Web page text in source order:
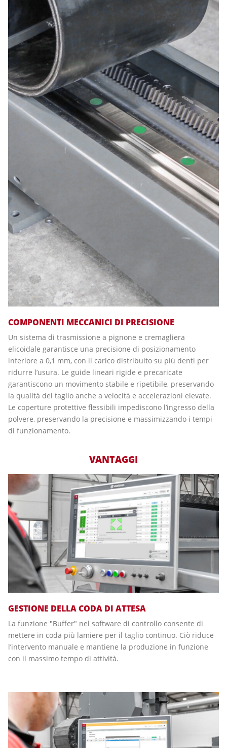
COMPONENTI MECCANICI DI PRECISIONE
Un sistema di trasmissione a pignone e cremagliera
elicoidale garantisce una precisione di posizionamento
inferiore a 0,1 mm, con il carico distribuito su più denti per
ridurre l’usura. Le guide lineari rigide e precaricate
garantiscono un movimento stabile e ripetibile, preservando
la qualità del taglio anche a velocità e accelerazioni elevate.
Le coperture protettive flessibili impediscono l’ingresso della
polvere, preservando la precisione e massimizzando i tempi
di funzionamento.
VANTAGGI
GESTIONE DELLA CODA DI ATTESA
La funzione "Buffer" nel software di controllo consente di
mettere in coda più lamiere per il taglio continuo. Ciò riduce
l’intervento manuale e mantiene la produzione in funzione
con il massimo tempo di attività.